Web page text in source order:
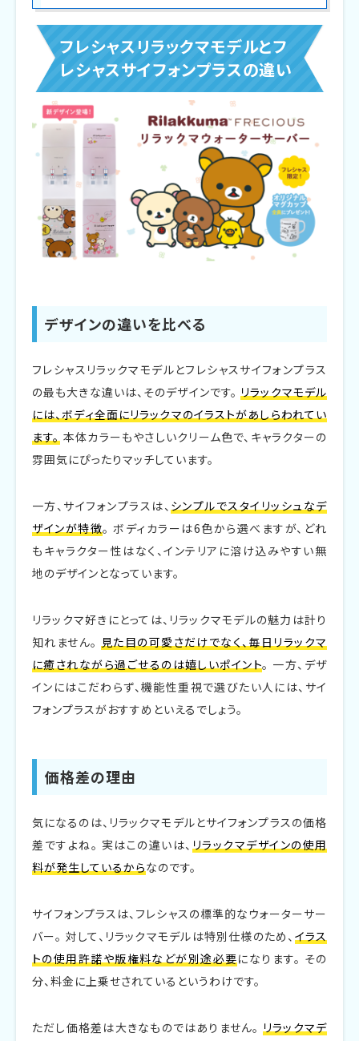
フレシャスリラックマモデルとフ
レシャスサイフォンプラスの違い
デザインの違いを比べる
フレシャスリラックマモデルとフレシャスサイフォンプラス
の最も大きな違いは、そのデザインです。リラックマモデル
には、ボディ全面にリラックマのイラストがあしらわれてい
ます。本体カラーもやさしいクリーム色で、キャラクターの
雰囲気にぴったりマッチしています。
一方、サイフォンプラスは、シンプルでスタイリッシュなデ
ザインが特徴。 ボディカラーは6色から選べますが、どれ
もキャラクター性はなく、インテリアに溶け込みやすい無
地のデザインとなっています。
リラックマ好きにとっては、リラックマモデルの魅力は計り
知れません。 見た目の可愛さだけでなく、毎日リラックマ
に癒されながら過ごせるのは嬉しいポイント。 一方、デザ
インにはこだわらず、機能性重視で選びたい人には、サイ
フォンプラスがおすすめといえるでしょう。
価格差の理由
気になるのは、リラックマモデルとサイフォンプラスの価格
差ですよね。 実はこの違いは、 リラックマデザインの使用
料が発生しているからなのです。
サイフォンプラスは、フレシャスの標準的なウォーターサー
バー。 対して、リラックマモデルは特別仕様のため、 イラス
トの使用許諾や版権料などが別途必要になります。 その
分、料金に上乗せされているというわけです。
ただし価格差は大きなものではありません。 リラックマデ